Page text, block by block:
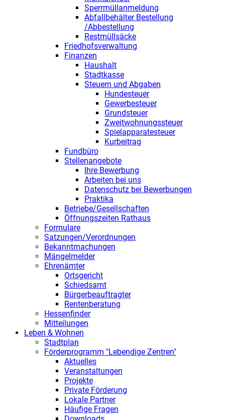
Sperrmüllanmeldung
Abfallbehälter Bestellung
/Abbestellung
Restmüllsäcke
Friedhofsverwaltung
Finanzen
Haushalt
Stadtkasse
Steuern und Abgaben
Hundesteuer
Gewerbesteuer
Grundsteuer
Zweitwohnungssteuer
Spielapparatesteuer
Kurbeitrag
Fundbüro
Stellenangebote
Ihre Bewerbung
Arbeiten bei uns
Datenschutz bei Bewerbungen
Praktika
Betriebe/Gesellschaften
Öffnungszeiten Rathaus
Formulare
Satzungen/Verordnungen
Bekanntmachungen
Mängelmelder
Ehrenämter
Ortsgericht
Schiedsamt
Bürgerbeauftragter
Rentenberatung
Hessenfinder
Mitteilungen
Leben & Wohnen
Stadtplan
Förderprogramm "Lebendige Zentren"
Aktuelles
Veranstaltungen
Projekte
Private Förderung
Lokale Partner
Häufige Fragen